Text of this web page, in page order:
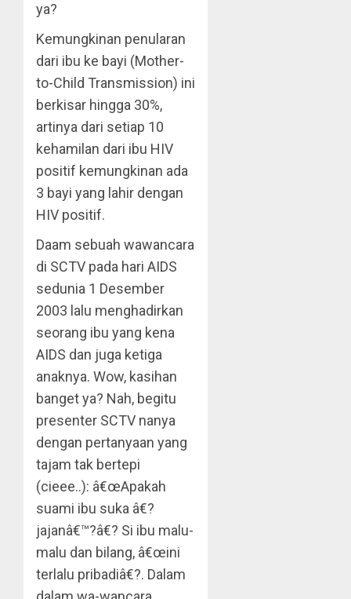
ya?
Kemungkinan penularan
dari ibu ke bayi (Mother-
to-Child Transmission) ini
berkisar hingga 30%,
artinya dari setiap 10
kehamilan dari ibu HIV
positif kemungkinan ada
3 bayi yang lahir dengan
HIV positif.
Daam sebuah wawancara
di SCTV pada hari AIDS
sedunia 1 Desember
2003 lalu menghadirkan
seorang ibu yang kena
AIDS dan juga ketiga
anaknya. Wow, kasihan
banget ya? Nah, begitu
presenter SCTV nanya
dengan pertanyaan yang
tajam tak bertepi
(cieee..): â€œApakah
suami ibu suka â€?
jajanâ€™?â€? Si ibu malu-
malu dan bilang, â€œini
terlalu pribadiâ€?. Dalam